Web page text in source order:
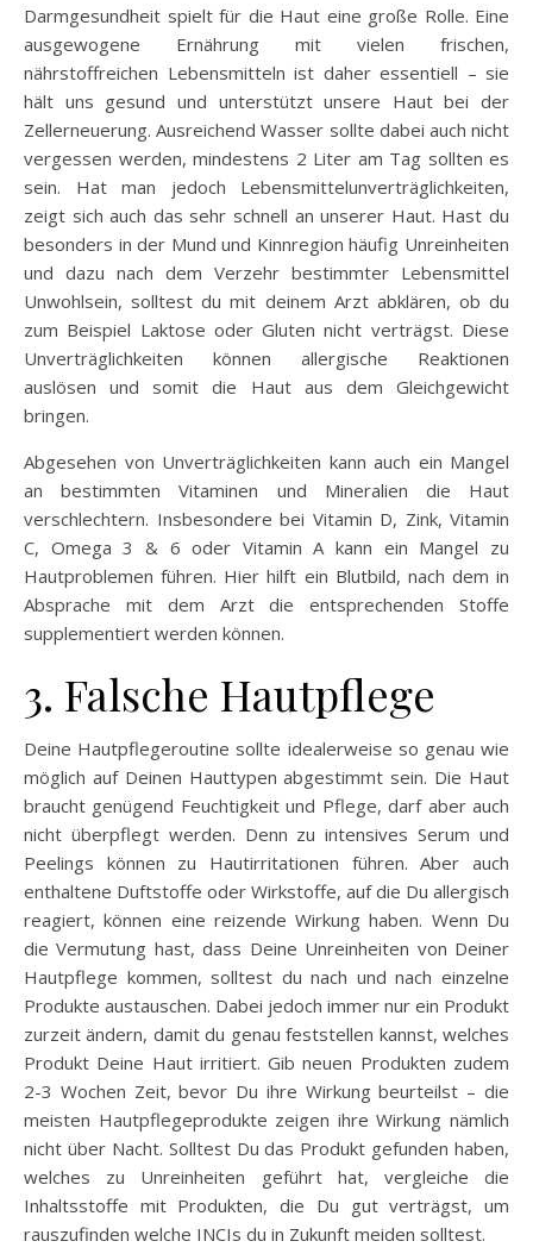
Darmgesundheit spielt für die Haut eine große Rolle. Eine
ausgewogene Ernährung mit vielen frischen,
nährstoffreichen Lebensmitteln ist daher essentiell – sie
hält uns gesund und unterstützt unsere Haut bei der
Zellerneuerung. Ausreichend Wasser sollte dabei auch nicht
vergessen werden, mindestens 2 Liter am Tag sollten es
sein. Hat man jedoch Lebensmittelunverträglichkeiten,
zeigt sich auch das sehr schnell an unserer Haut. Hast du
besonders in der Mund und Kinnregion häufig Unreinheiten
und dazu nach dem Verzehr bestimmter Lebensmittel
Unwohlsein, solltest du mit deinem Arzt abklären, ob du
zum Beispiel Laktose oder Gluten nicht verträgst. Diese
Unverträglichkeiten können allergische Reaktionen
auslösen und somit die Haut aus dem Gleichgewicht
bringen.
Abgesehen von Unverträglichkeiten kann auch ein Mangel
an bestimmten Vitaminen und Mineralien die Haut
verschlechtern. Insbesondere bei Vitamin D, Zink, Vitamin
C, Omega 3 & 6 oder Vitamin A kann ein Mangel zu
Hautproblemen führen. Hier hilft ein Blutbild, nach dem in
Absprache mit dem Arzt die entsprechenden Stoffe
supplementiert werden können.
3. Falsche Hautpflege
Deine Hautpflegeroutine sollte idealerweise so genau wie
möglich auf Deinen Hauttypen abgestimmt sein. Die Haut
braucht genügend Feuchtigkeit und Pflege, darf aber auch
nicht überpflegt werden. Denn zu intensives Serum und
Peelings können zu Hautirritationen führen. Aber auch
enthaltene Duftstoffe oder Wirkstoffe, auf die Du allergisch
reagiert, können eine reizende Wirkung haben. Wenn Du
die Vermutung hast, dass Deine Unreinheiten von Deiner
Hautpflege kommen, solltest du nach und nach einzelne
Produkte austauschen. Dabei jedoch immer nur ein Produkt
zurzeit ändern, damit du genau feststellen kannst, welches
Produkt Deine Haut irritiert. Gib neuen Produkten zudem
2-3 Wochen Zeit, bevor Du ihre Wirkung beurteilst – die
meisten Hautpflegeprodukte zeigen ihre Wirkung nämlich
nicht über Nacht. Solltest Du das Produkt gefunden haben,
welches zu Unreinheiten geführt hat, vergleiche die
Inhaltsstoffe mit Produkten, die Du gut verträgst, um
rauszufinden welche INCIs du in Zukunft meiden solltest.